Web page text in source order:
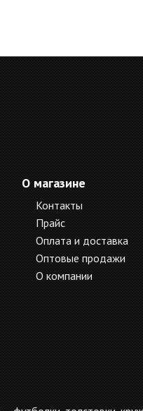
О магазине
Контакты
Прайс
Оплата и доставка
Оптовые продажи
О компании